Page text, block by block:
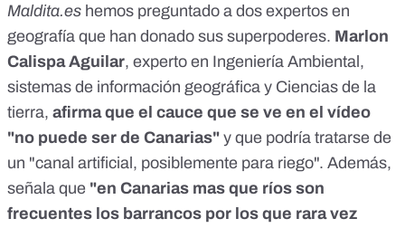
Maldita.es hemos preguntado a dos expertos en
geografía que han donado sus superpoderes. Marlon
Calispa Aguilar, experto en Ingeniería Ambiental,
sistemas de información geográfica y Ciencias de la
tierra, afirma que el cauce que se ve en el vídeo
"no puede ser de Canarias" y que podría tratarse de
un "canal artificial, posiblemente para riego". Además,
señala que "en Canarias mas que ríos son
frecuentes los barrancos por los que rara vez